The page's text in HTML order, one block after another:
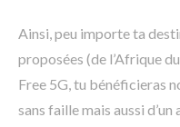
Ainsi, peu importe ta
proposées (de l’Afrique
Free 5G, tu bénéficieras
sans faille mais aussi